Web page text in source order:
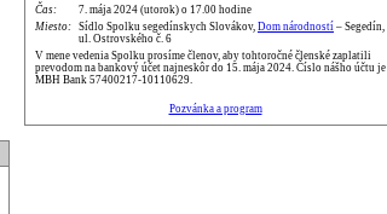
Čas:
7. mája 2024 (utorok) o 17.00 hodine
Miesto: Sídlo Spolku segedínskych Slovákov, Dom národností – Segedín,
ul. Ostrovského č. 6
V mene vedenia Spolku prosíme členov, aby tohtoročné členské zaplatili
prevodom na bankový účet najneskôr do 15. mája 2024. Číslo nášho účtu je
MBH Bank 57400217-10110629.
Pozvánka a program